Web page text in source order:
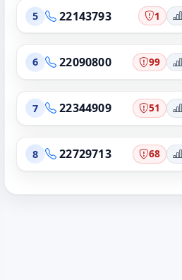
5 22143793 1
6 22090800 99
7 22344909 51
8 22729713 68